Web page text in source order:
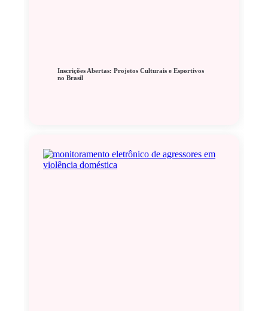
Inscrições Abertas: Projetos Culturais e Esportivos
no Brasil